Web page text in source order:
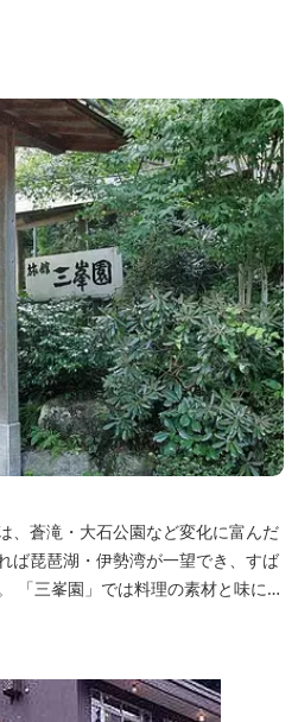
、蒼滝・大石公園など変化に富んだ
ば琵琶湖・伊勢湾が一望でき、すば
「三峯園」では料理の素材と味にも
す景観と、いい湯、いい味、めぐ